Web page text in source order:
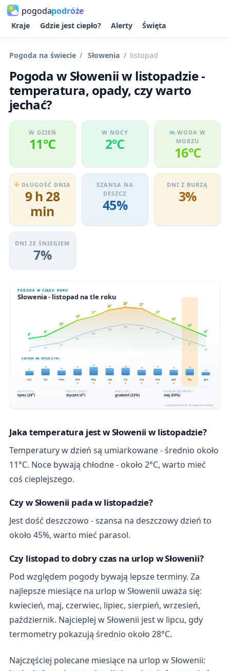
pogodapodróże
Kraje Gdzie jest ciepło? Alerty Święta
Pogoda na świecie Słowenia listopad
Pogoda w Słowenii w listopadzie -
temperatura, opady, czy warto
jechać?
W DZIEŃ
11℃
W NOCY
2℃
WODA W
MORZU
16℃
DŁUGOŚĆ DNIA
9 h 28
min
SZANSA NA
DESZCZ
45%
DNI Z BURZĄ
3%
DNI ZE ŚNIEGIEM
7%
Jaka temperatura jest w Słowenii w listopadzie?
Temperatury w dzień są umiarkowane - średnio około
11°C. Noce bywają chłodne - około 2°C, warto mieć
coś cieplejszego.
Czy w Słowenii pada w listopadzie?
Jest dość deszczowo - szansa na deszczowy dzień to
około 45%, warto mieć parasol.
Czy listopad to dobry czas na urlop w Słowenii?
Pod względem pogody bywają lepsze terminy. Za
najlepsze miesiące na urlop w Słowenii uważa się:
kwiecień, maj, czerwiec, lipiec, sierpień, wrzesień,
październik. Najcieplej w Słowenii jest w lipcu, gdy
termometry pokazują średnio około 28°C.
Najczęściej polecane miesiące na urlop w Słowenii: